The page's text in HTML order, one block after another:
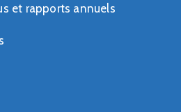
et rapports annuels